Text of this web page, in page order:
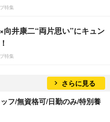
特集
向井康二“両片思い”にキュン
特集
さらに見る
フ/無資格可/日勤のみ/特別養